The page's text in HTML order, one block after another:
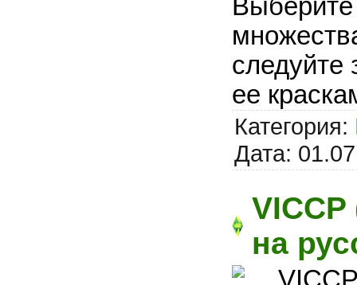
Выберите
следуйте
ее
Категория:
Дата:
на